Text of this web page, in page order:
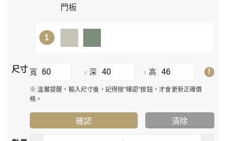
門板
1
尺寸 寬 x 深 x 高 !
※ 溫馨提醒，輸入尺寸後，記得按"確認"按鈕，才會更新正確價
格。
確認 清除